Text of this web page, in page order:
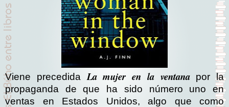
Viene precedida La mujer en la ventanapor la
propaganda de que ha sido número uno en
ventas en Estados Unidos, algo que como